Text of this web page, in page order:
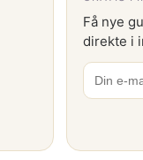
Få nye
direkte i